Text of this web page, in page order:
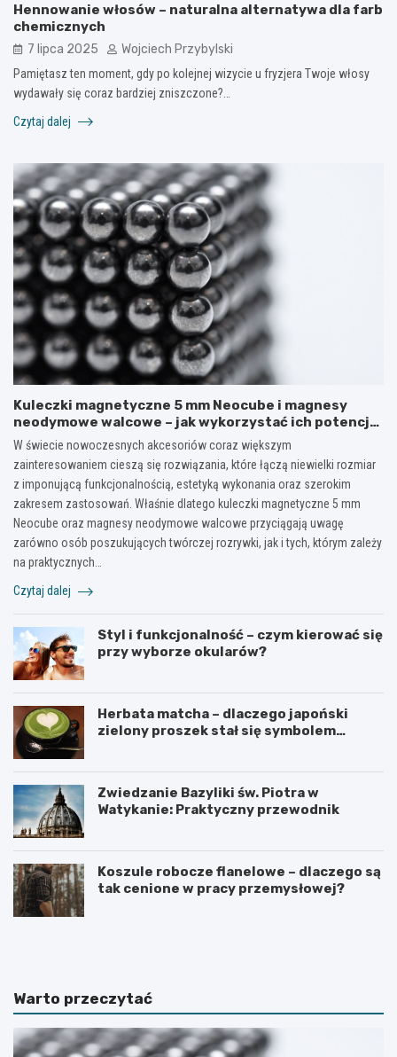
Hennowanie włosów – naturalna alternatywa dla farb
chemicznych
7 lipca 2025 Wojciech Przybylski
Pamiętasz ten moment, gdy po kolejnej wizycie u fryzjera Twoje włosy
wydawały się coraz bardziej zniszczone?…
Czytaj dalej
Kuleczki magnetyczne 5 mm Neocube i magnesy
neodymowe walcowe – jak wykorzystać ich potencjał
w kreatywnych i praktycznych zastosowaniach?
W świecie nowoczesnych akcesoriów coraz większym
zainteresowaniem cieszą się rozwiązania, które łączą niewielki rozmiar
z imponującą funkcjonalnością, estetyką wykonania oraz szerokim
zakresem zastosowań. Właśnie dlatego kuleczki magnetyczne 5 mm
Neocube oraz magnesy neodymowe walcowe przyciągają uwagę
zarówno osób poszukujących twórczej rozrywki, jak i tych, którym zależy
na praktycznych…
Czytaj dalej
Styl i funkcjonalność – czym kierować się
przy wyborze okularów?
Herbata matcha – dlaczego japoński
zielony proszek stał się symbolem
Zwiedzanie Bazyliki św. Piotra w
Watykanie: Praktyczny przewodnik
Koszule robocze flanelowe – dlaczego są
tak cenione w pracy przemysłowej?
C
i
ć
,
g
C
n
i
e
w
Warto przeczytać